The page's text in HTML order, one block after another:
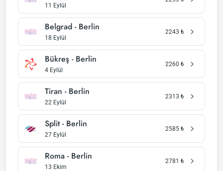
11 Eylül
Belgrad - Berlin
18 Eylül
2243 ₺
Bükreş - Berlin
4 Eylül
2260 ₺
Tiran - Berlin
22 Eylül
2313 ₺
Split - Berlin
27 Eylül
2585 ₺
Roma - Berlin
13 Ekim
2781 ₺